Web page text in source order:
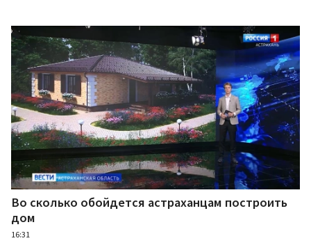
Во сколько обойдется астраханцам построить
дом
16:31